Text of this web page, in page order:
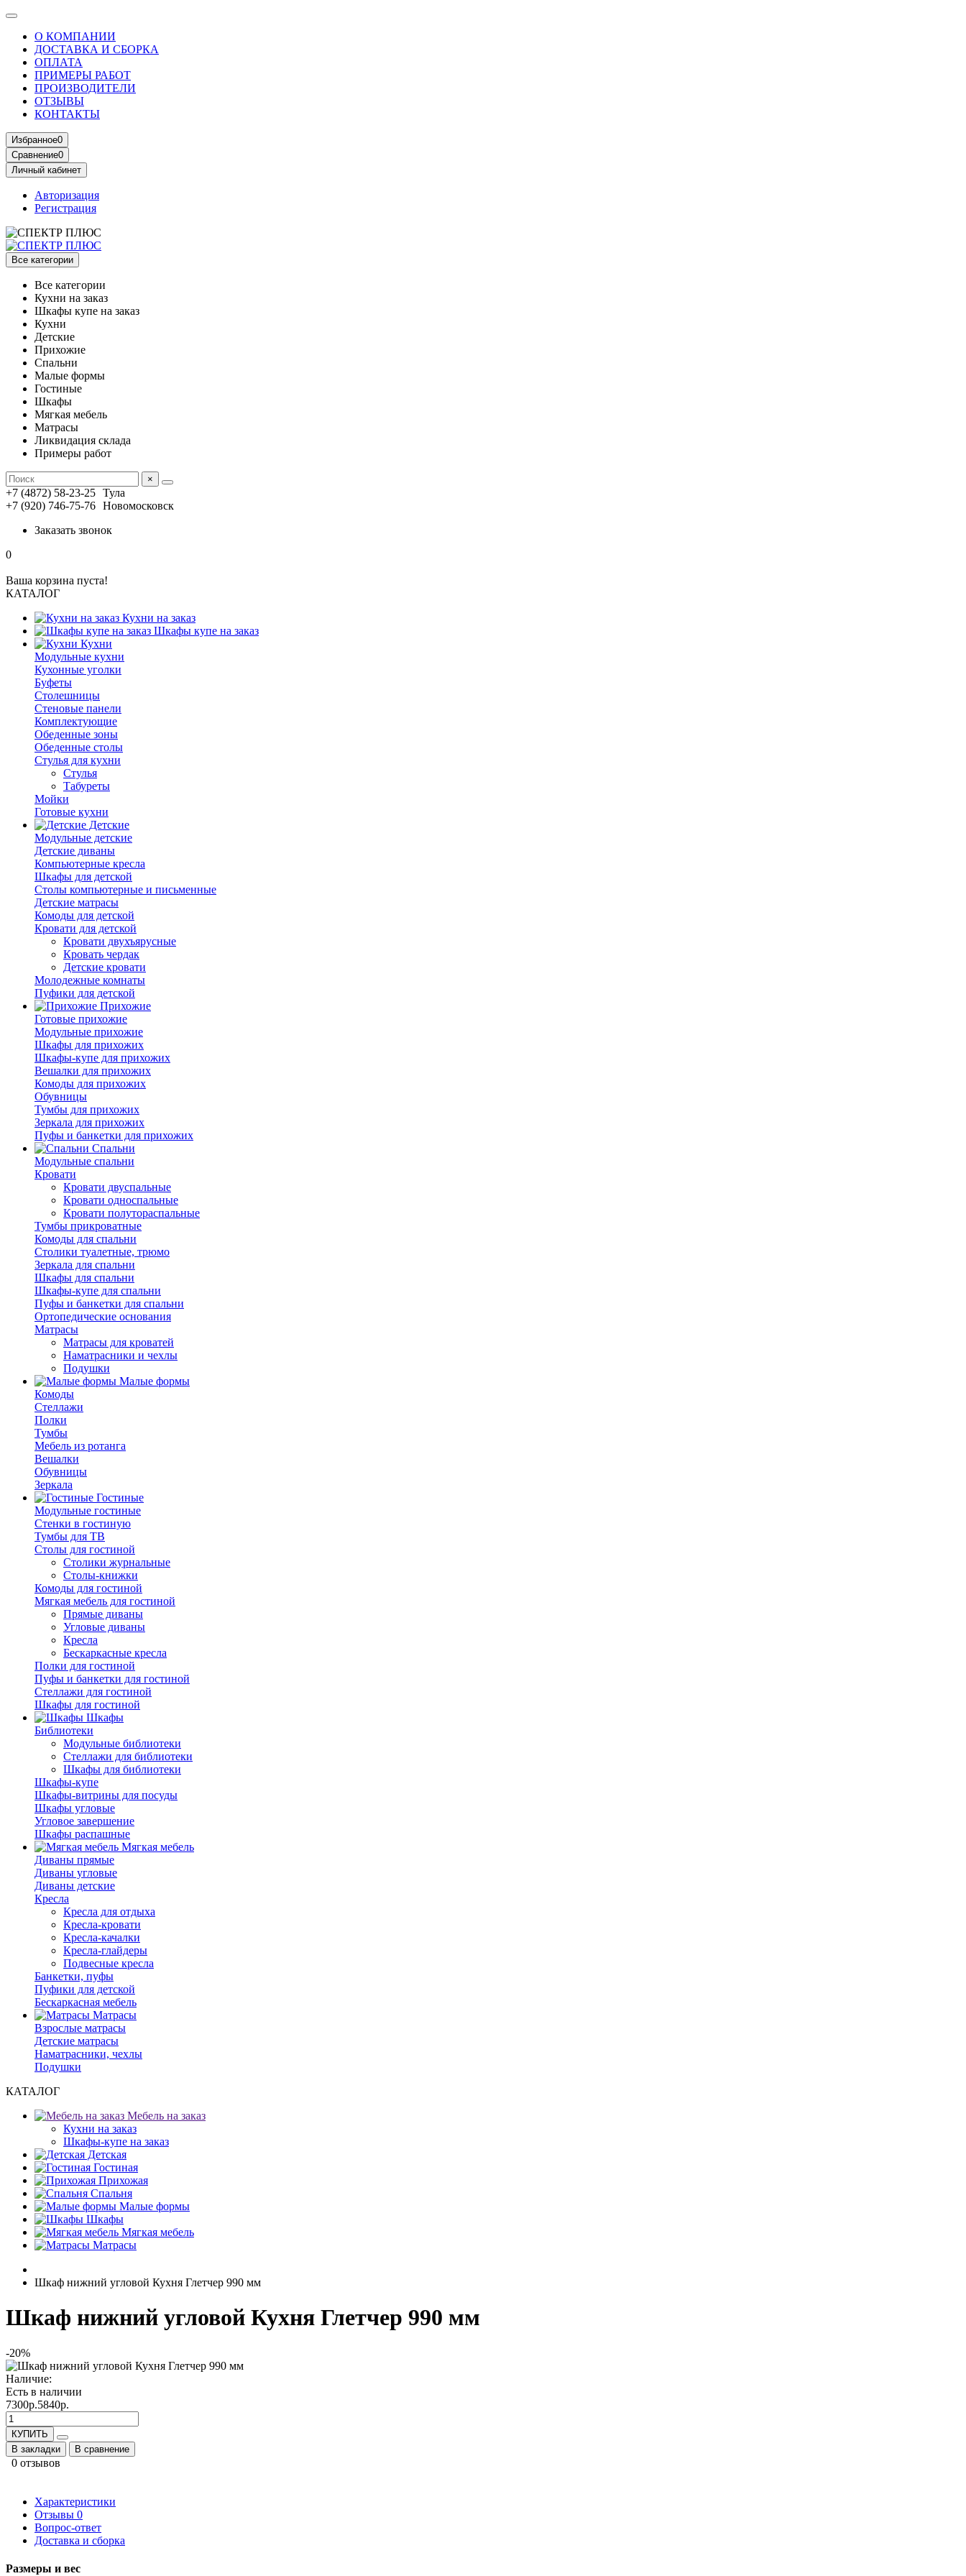
О КОМПАНИИ
ДОСТАВКА И СБОРКА
ОПЛАТА
ПРИМЕРЫ РАБОТ
ПРОИЗВОДИТЕЛИ
ОТЗЫВЫ
КОНТАКТЫ
Избранное0
Сравнение0
Личный кабинет
Авторизация
Регистрация
Все категории
Все категории
Кухни на заказ
Шкафы купе на заказ
Кухни
Детские
Прихожие
Спальни
Малые формы
Гостиные
Шкафы
Мягкая мебель
Матрасы
Ликвидация склада
Примеры работ
×
+7 (4872) 58-23-25 Тула
+7 (920) 746-75-76 Новомосковск
Заказать звонок
0
Ваша корзина пуста!
КАТАЛОГ
Кухни на заказ
Шкафы купе на заказ
Кухни
Модульные кухни
Кухонные уголки
Буфеты
Столешницы
Стеновые панели
Комплектующие
Обеденные зоны
Обеденные столы
Стулья для кухни
Cтулья
Табуреты
Мойки
Готовые кухни
Детские
Модульные детские
Детские диваны
Компьютерные кресла
Шкафы для детской
Столы компьютерные и письменные
Детские матрасы
Комоды для детской
Кровати для детской
Кровати двухъярусные
Кровать чердак
Детские кровати
Молодежные комнаты
Пуфики для детской
Прихожие
Готовые прихожие
Модульные прихожие
Шкафы для прихожих
Шкафы-купе для прихожих
Вешалки для прихожих
Комоды для прихожих
Обувницы
Тумбы для прихожих
Зеркала для прихожих
Пуфы и банкетки для прихожих
Спальни
Модульные спальни
Кровати
Кровати двуспальные
Кровати односпальные
Кровати полутораспальные
Тумбы прикроватные
Комоды для спальни
Столики туалетные, трюмо
Зеркала для спальни
Шкафы для спальни
Шкафы-купе для спальни
Пуфы и банкетки для спальни
Ортопедические основания
Матрасы
Матрасы для кроватей
Наматрасники и чехлы
Подушки
Малые формы
Комоды
Стеллажи
Полки
Тумбы
Мебель из ротанга
Вешалки
Обувницы
Зеркала
Гостиные
Модульные гостиные
Стенки в гостиную
Тумбы для ТВ
Столы для гостиной
Столики журнальные
Столы-книжки
Комоды для гостиной
Мягкая мебель для гостиной
Прямые диваны
Угловые диваны
Кресла
Бескаркасные кресла
Полки для гостиной
Пуфы и банкетки для гостиной
Стеллажи для гостиной
Шкафы для гостиной
Шкафы
Библиотеки
Модульные библиотеки
Стеллажи для библиотеки
Шкафы для библиотеки
Шкафы-купе
Шкафы-витрины для посуды
Шкафы угловые
Угловое завершение
Шкафы распашные
Мягкая мебель
Диваны прямые
Диваны угловые
Диваны детские
Кресла
Кресла для отдыха
Кресла-кровати
Кресла-качалки
Кресла-глайдеры
Подвесные кресла
Банкетки, пуфы
Пуфики для детской
Бескаркасная мебель
Матрасы
Взрослые матрасы
Детские матрасы
Наматрасники, чехлы
Подушки
КАТАЛОГ
Мебель на заказ
Кухни на заказ
Шкафы-купе на заказ
Детская
Гостиная
Прихожая
Спальня
Малые формы
Шкафы
Мягкая мебель
Матрасы
Шкаф нижний угловой Кухня Глетчер 990 мм
Шкаф нижний угловой Кухня Глетчер 990 мм
-20%
Наличие:
Есть в наличии
7300р.5840р.
КУПИТЬ
В закладки
В сравнение
0 отзывов
Характеристики
Отзывы 0
Вопрос-ответ
Доставка и сборка
Размеры и вес